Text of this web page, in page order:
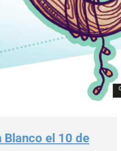
Blanco el 10 de